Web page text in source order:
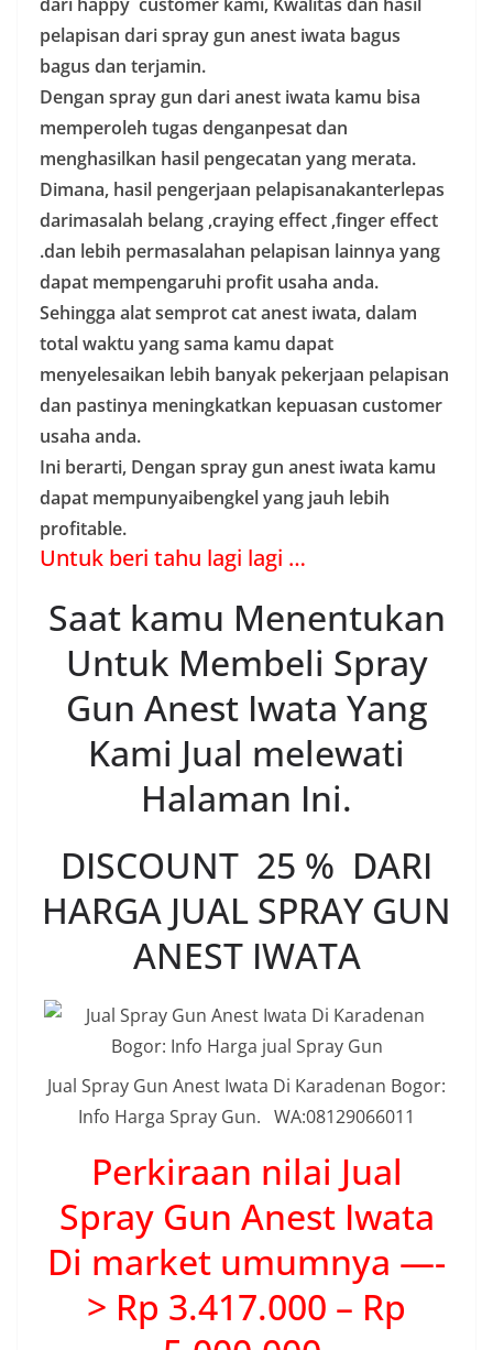
pelapisan dari spray gun anest iwata bagus
bagus dan terjamin.
Dengan spray gun dari anest iwata kamu bisa
memperoleh tugas denganpesat dan
menghasilkan hasil pengecatan yang merata.
Dimana, hasil pengerjaan pelapisanakanterlepas
darimasalah belang ,craying effect ,finger effect
.dan lebih permasalahan pelapisan lainnya yang
dapat mempengaruhi profit usaha anda.
Sehingga alat semprot cat anest iwata, dalam
total waktu yang sama kamu dapat
menyelesaikan lebih banyak pekerjaan pelapisan
dan pastinya meningkatkan kepuasan customer
usaha anda.
Ini berarti, Dengan spray gun anest iwata kamu
dapat mempunyaibengkel yang jauh lebih
profitable.
Untuk beri tahu lagi lagi …
Saat kamu Menentukan
Untuk Membeli Spray
Gun Anest Iwata Yang
Kami Jual melewati
Halaman Ini.
DISCOUNT 25 % DARI
HARGA JUAL SPRAY GUN
ANEST IWATA
Jual Spray Gun Anest Iwata Di Karadenan Bogor:
Info Harga Spray Gun. WA:08129066011
Perkiraan nilai Jual
Spray Gun Anest Iwata
Di market umumnya —-
> Rp 3.417.000 – Rp